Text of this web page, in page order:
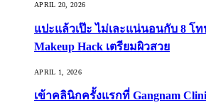
APRIL 20, 2026
แปะแล้วเป๊ะ ไม่เละแน่นอนกับ 8 โ
Makeup Hack เตรียมผิวสวย
APRIL 1, 2026
เข้าคลินิกครั้งแรกที่ Gangnam